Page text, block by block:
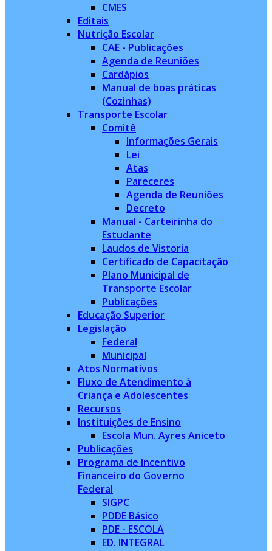
CMES
Editais
Nutrição Escolar
CAE - Publicações
Agenda de Reuniões
Cardápios
Manual de boas práticas
(Cozinhas)
Transporte Escolar
Comitê
Informações Gerais
Lei
Atas
Pareceres
Agenda de Reuniões
Decreto
Manual - Carteirinha do
Estudante
Laudos de Vistoria
Certificado de Capacitação
Plano Municipal de
Transporte Escolar
Publicações
Educação Superior
Legislação
Federal
Municipal
Atos Normativos
Fluxo de Atendimento à
Criança e Adolescentes
Recursos
Instituições de Ensino
Escola Mun. Ayres Aniceto
Publicações
Programa de Incentivo
Financeiro do Governo
Federal
SIGPC
PDDE Básico
PDE - ESCOLA
ED. INTEGRAL